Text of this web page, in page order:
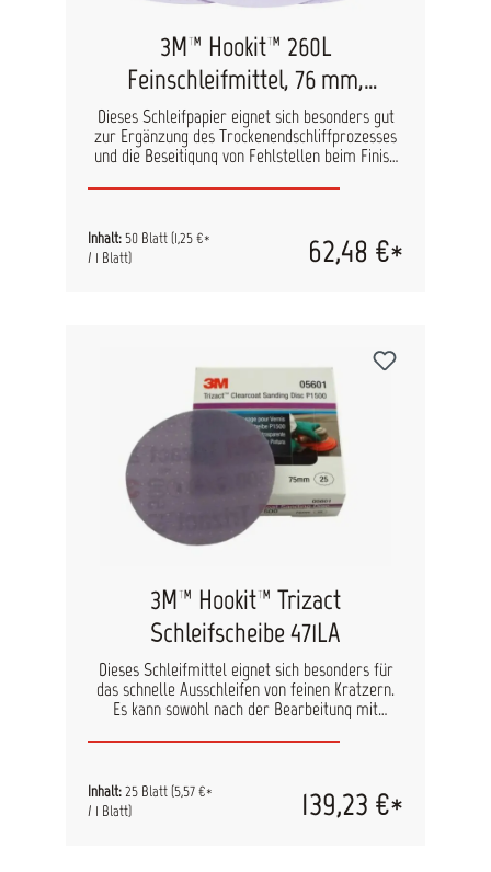
3M™ Hookit™ 260L
Feinschleifmittel, 76 mm,
ungelocht
Dieses Schleifpapier eignet sich besonders gut
zur Ergänzung des Trockenendschliffprozesses
und die Beseitigung von Fehlstellen beim Finish
ein extrem feines Oberflächenfinish vor der
pro Pack Größe: 76 mm
Inhalt:50 Blatt(1,25 €*
/ 1 Blatt)
62,48 €*
3M™ Hookit™ Trizact
Schleifscheibe 471LA
Dieses Schleifmittel eignet sich besonders für
das schnelle Ausschleifen von feinen Kratzern.
Es kann sowohl nach der Bearbeitung mit
Finish-Bereich eingesetzt werden. Es sollte
Staubabsaugung verwendet werden. Speziell für
die Bearbeitung von Klarlacken entwickelt. Inhalt:
Inhalt:25 Blatt(5,57 €*
/ 1 Blatt)
139,23 €*